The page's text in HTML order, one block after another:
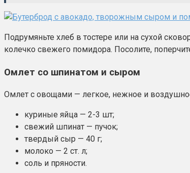
Подрумяньте хлеб в тостере или на сухой
колечко свежего помидора. Посолите,
Омлет со шпинатом и сыром
Омлет с овощами — легкое, нежное и
куриные яйца — 2-3 шт;
свежий шпинат — пучок;
твердый сыр — 40 г;
молоко — 2 ст. л;
соль и пряности.